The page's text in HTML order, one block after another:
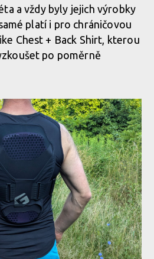
a vždy byly jejich výrobky
platí i pro chráničovou
Chest + Back Shirt, kterou
po poměrně